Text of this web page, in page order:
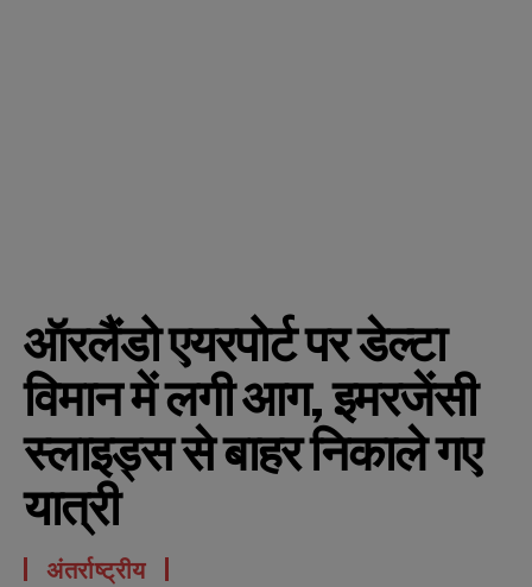
ऑरलैंडो एयरपोर्ट पर डेल्टा
विमान में लगी आग, इमरजेंसी
स्लाइड्स से बाहर निकाले गए
यात्री
अंतर्राष्ट्रीय